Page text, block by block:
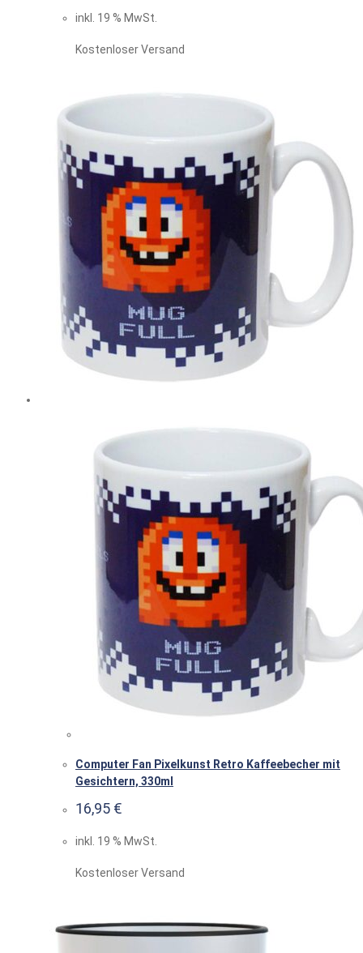
inkl. 19 % MwSt.
Kostenloser Versand
Computer Fan Pixelkunst Retro Kaffeebecher mit
Gesichtern, 330ml
16,95 €
inkl. 19 % MwSt.
Kostenloser Versand